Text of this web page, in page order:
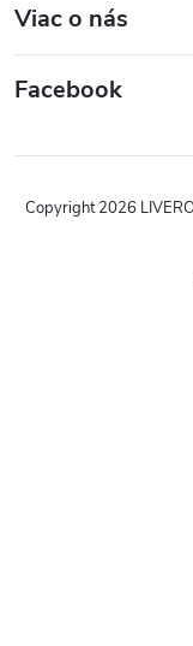
Viac o nás
Facebook
Copyright 2026 LIVERO